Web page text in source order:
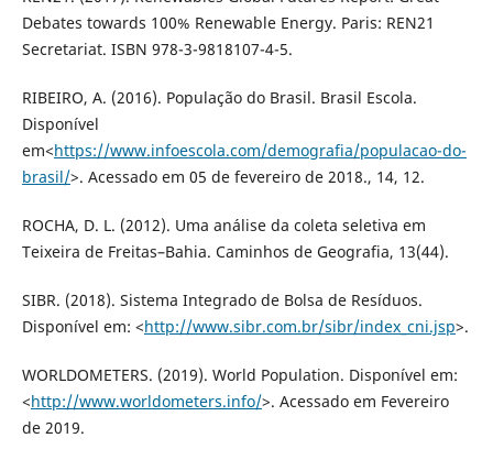
Debates towards 100% Renewable Energy. Paris: REN21
Secretariat. ISBN 978-3-9818107-4-5.
RIBEIRO, A. (2016). População do Brasil. Brasil Escola.
Disponível
em<https://www.infoescola.com/demografia/populacao-do-
brasil/>. Acessado em 05 de fevereiro de 2018., 14, 12.
ROCHA, D. L. (2012). Uma análise da coleta seletiva em
Teixeira de Freitas–Bahia. Caminhos de Geografia, 13(44).
SIBR. (2018). Sistema Integrado de Bolsa de Resíduos.
Disponível em: <http://www.sibr.com.br/sibr/index_cni.jsp>.
WORLDOMETERS. (2019). World Population. Disponível em:
<http://www.worldometers.info/>. Acessado em Fevereiro
de 2019.